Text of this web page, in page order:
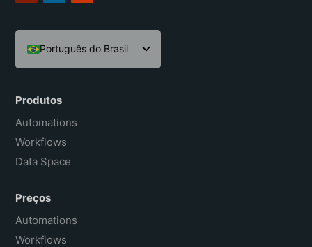
Português do Brasil
English
Español
Français
Produtos
Automations
Workflows
Data Space
Preços
Automations
Workflows